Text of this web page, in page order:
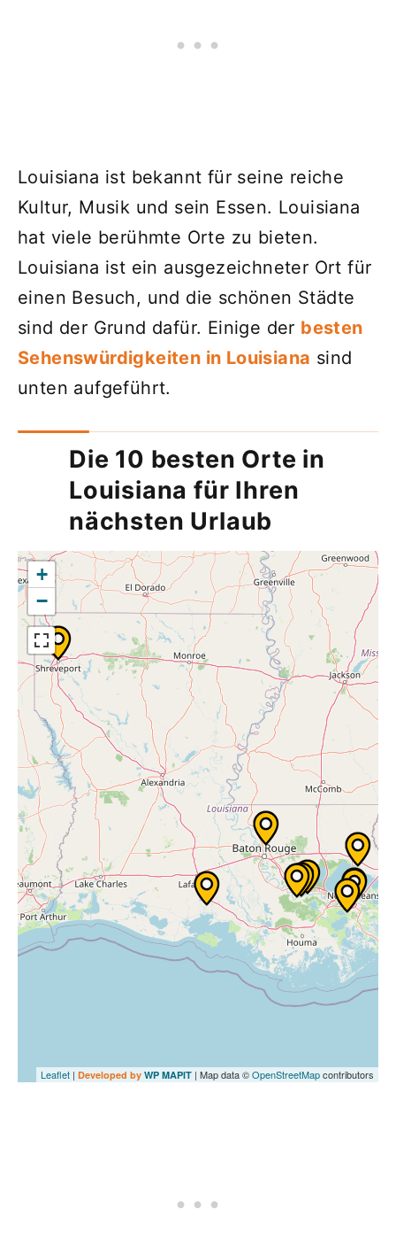
Louisiana ist bekannt für seine reiche
Kultur, Musik und sein Essen. Louisiana
hat viele berühmte Orte zu bieten.
Louisiana ist ein ausgezeichneter Ort für
einen Besuch, und die schönen Städte
sind der Grund dafür. Einige der besten
Sehenswürdigkeiten in Louisiana sind
unten aufgeführt.
Die 10 besten Orte in
Louisiana für Ihren
nächsten Urlaub
+
−
Leaflet | Developed by WP MAPIT | Map data ©OpenStreetMapcontributors